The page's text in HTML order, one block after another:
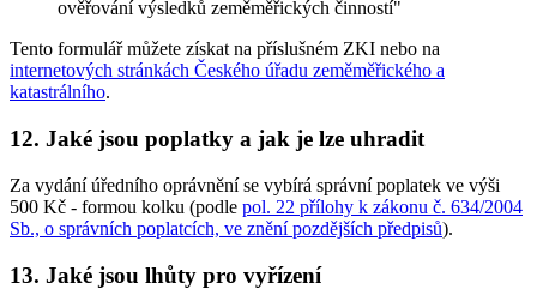
ověřování výsledků zeměměřických činností"
Tento formulář můžete získat na příslušném ZKI nebo na
internetových stránkách Českého úřadu zeměměřického a
katastrálního.
12. Jaké jsou poplatky a jak je lze uhradit
Za vydání úředního oprávnění se vybírá správní poplatek ve výši
500 Kč - formou kolku (podle pol. 22 přílohy k zákonu č. 634/2004
Sb., o správních poplatcích, ve znění pozdějších předpisů).
13. Jaké jsou lhůty pro vyřízení